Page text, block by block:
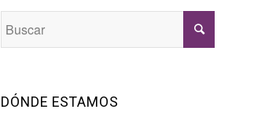
DÓNDE ESTAMOS